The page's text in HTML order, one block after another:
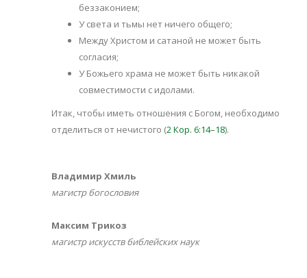
беззаконием;
У света и тьмы нет ничего общего;
Между Христом и сатаной не может быть
согласия;
У Божьего храма не может быть никакой
совместимости с идолами.
Итак, чтобы иметь отношения с Богом, необходимо
отделиться от нечистого (2 Кор. 6:14–18).
Владимир Хмиль
магистр богословия
Максим Трикоз
магистр искусств библейских наук